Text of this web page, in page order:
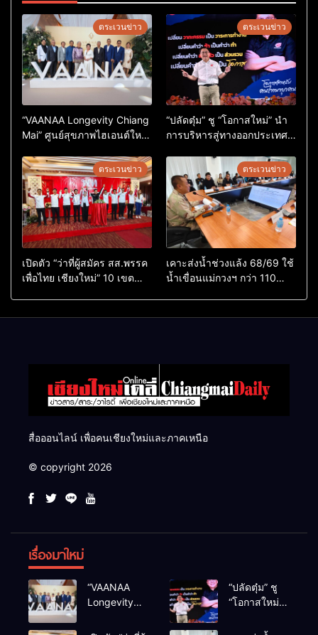
ตระเวนข่าว
“VAANAA Longevity Chiang
Mai” ศูนย์สุขภาพไฮเอนต์ใหญ่
ตระเวนข่าว
“ปลัดตุ๋ม” ชู “โอกาสใหม่” นำ
การบริหารสู่ทางออกประเทศ
ตระเวนข่าว
เปิดตัว “ว่าที่ผู้สมัคร สส.พรรค
เพื่อไทย เชียงใหม่” 10 เขต
ตระเวนข่าว
เคาะส่งน้ำช่วงแล้ง 68/69 ใช้
น้ำเขื่อนแม่กวงฯ กว่า 110
สื่อออนไลน์ เพื่อคนเชียงใหม่และภาคเหนือ
© copyright 2026
เรื่องมาใหม่
“VAANAA
Longevity
ศูนย์สุขภาพ
“ปลัดตุ๋ม” ชู
“โอกาสใหม่”
สู่ทางออก